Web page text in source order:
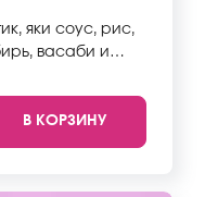
яки соус, рис,
васаби и
от фото на
В КОРЗИНУ